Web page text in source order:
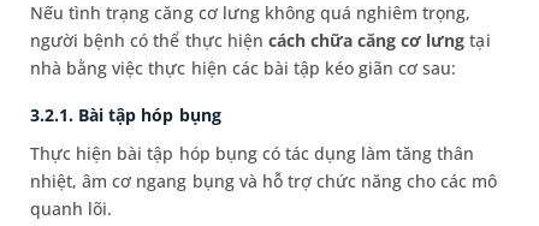
Nếu tình trạng căng cơ lưng không quá nghiêm trọng,
người bệnh có thể thực hiện cách chữa căng cơ lưngtại
nhà bằng việc thực hiện các bài tập kéo giãn cơ sau:
3.2.1. Bài tập hóp bụng
Thực hiện bài tập hóp bụng có tác dụng làm tăng thân
nhiệt, âm cơ ngang bụng và hỗ trợ chức năng cho các mô
quanh lõi.